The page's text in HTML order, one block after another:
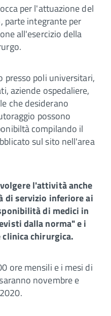
per l'attuazione del
integrante per
all'esercizio della
presso poli universitari,
aziende ospedaliere,
che desiderano
possono
compilando il
sul sito nell'area
l'attività anche
di servizio inferiore ai
di medici in
dalla norma" e i
clinica chirurgica.
ore mensili e i mesi di
novembre e